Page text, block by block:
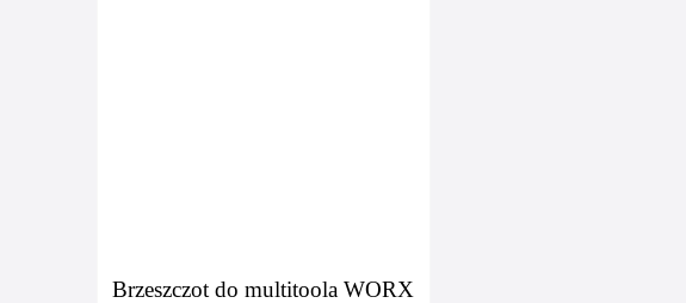
Brzeszczot do multitoola WORX